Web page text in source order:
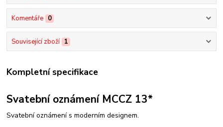
Komentáře 0
Související zboží 1
Kompletní specifikace
Svatební oznámení MCCZ 13*
Svatební oznámení s moderním designem.